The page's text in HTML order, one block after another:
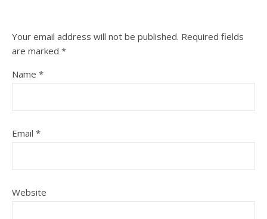
Your email address will not be published. Required fields
are marked *
Name *
Email *
Website